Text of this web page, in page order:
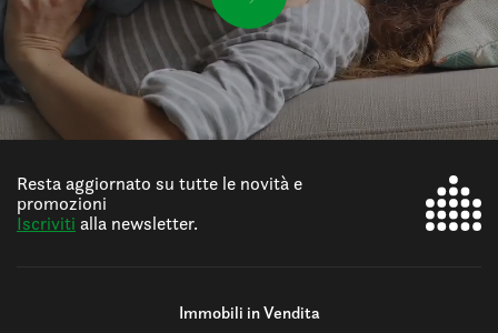
Resta aggiornato su tutte le novità e
promozioni
Iscriviti alla newsletter.
Immobili in Vendita